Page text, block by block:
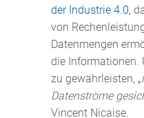
der Industrie 4.0,
von
Datenmengen
die Informationen.
zu gewährleisten, „
Datenströme
Vincent Nicaise.